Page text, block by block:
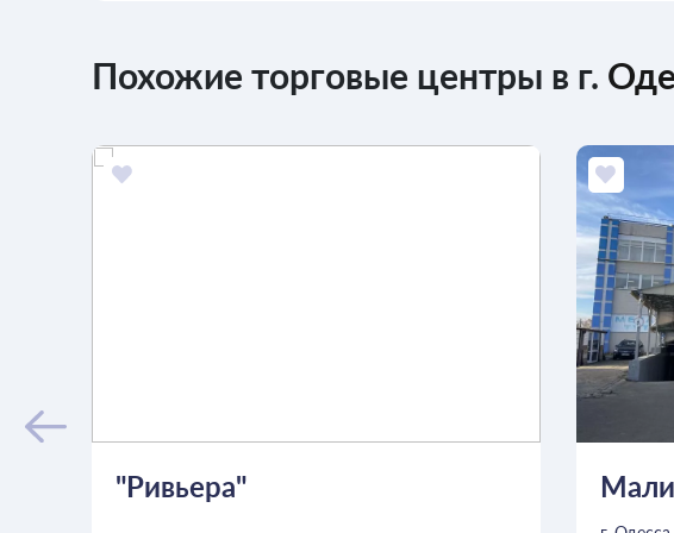
Похожие торговые центры в г.
"Ривьера"